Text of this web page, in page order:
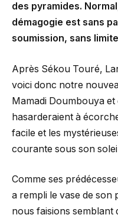
des pyramides.
démagogie est sans
soumission, sans
Après Sékou Touré,
voici donc notre
Mamadi Doumbouya
hasarderaient à
facile et les
courante sous son
Comme ses
a rempli le vase de
nous faisions semblant